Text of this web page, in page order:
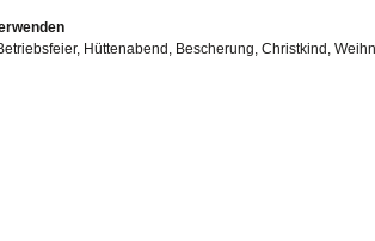
Hüttenabend, Bescherung, Christkind,